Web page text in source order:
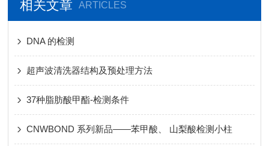
相关文章 ARTICLES
DNA 的检测
超声波清洗器结构及预处理方法
37种脂肪酸甲酯-检测条件
CNWBOND 系列新品——苯甲酸、 山梨酸检测小柱